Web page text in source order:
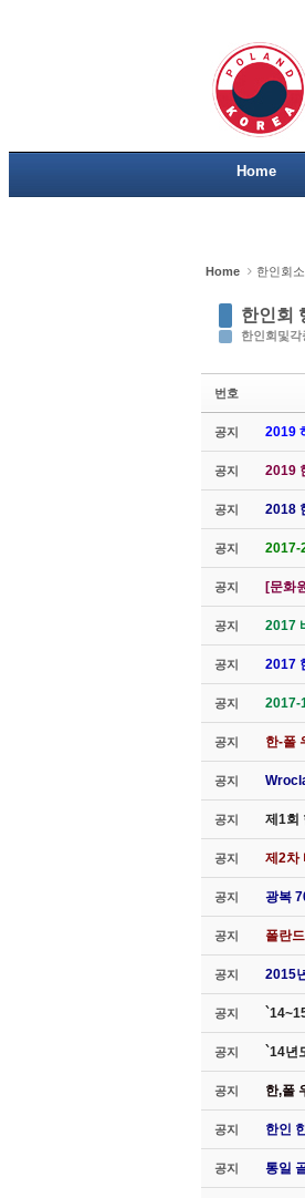
Home
Home 한인회
한인회
한인회및
번호
공지 2019
공지 2019
공지 2018
공지 2017-
공지 [문화
공지 2017
공지 2017
공지 2017-
공지 한-폴
공지
공지 제1회
공지 제2차
공지 광복
공지 폴란
공지 2015
공지
공지 `14년
공지 한,폴
공지 한인
공지 통일